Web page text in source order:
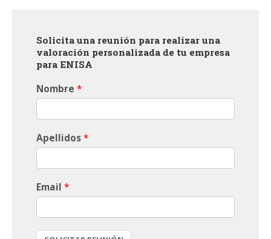
Solicita una reunión para realizar una
valoración personalizada de tu empresa
para ENISA
Nombre
Apellidos
Email